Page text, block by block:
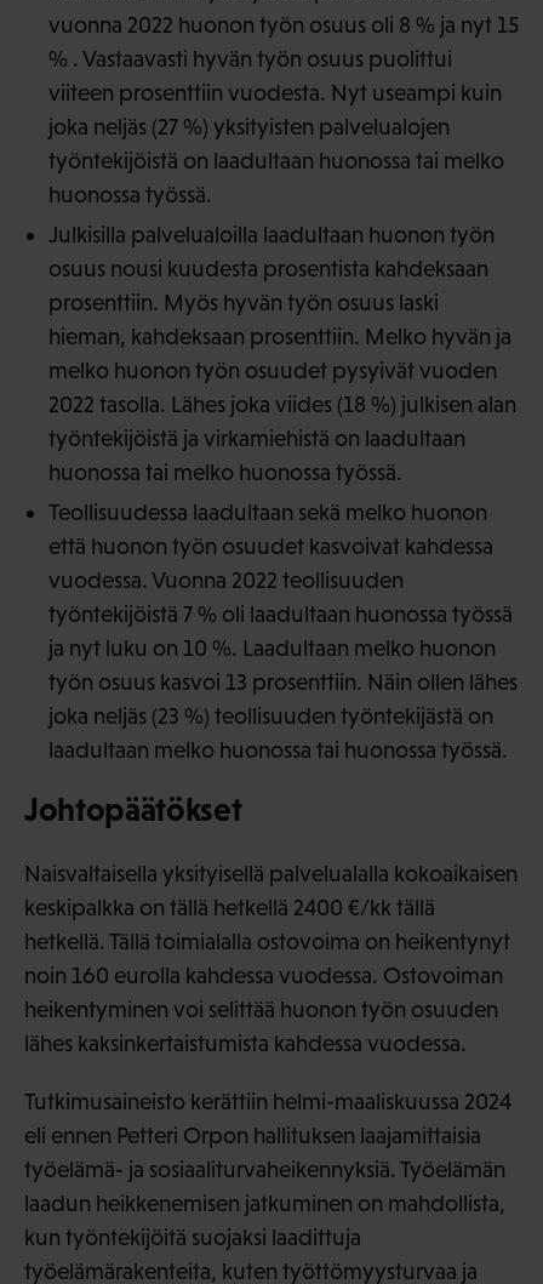
vuonna 2022 huonon työn osuus oli 8 % ja nyt 15
% . Vastaavasti hyvän työn osuus puolittui
viiteen prosenttiin vuodesta. Nyt useampi kuin
joka neljäs (27 %) yksityisten palvelualojen
työntekijöistä on laadultaan huonossa tai melko
huonossa työssä.
Julkisilla palvelualoilla laadultaan huonon työn
osuus nousi kuudesta prosentista kahdeksaan
prosenttiin. Myös hyvän työn osuus laski
hieman, kahdeksaan prosenttiin. Melko hyvän ja
melko huonon työn osuudet pysyivät vuoden
2022 tasolla. Lähes joka viides (18 %) julkisen alan
työntekijöistä ja virkamiehistä on laadultaan
huonossa tai melko huonossa työssä.
Teollisuudessa laadultaan sekä melko huonon
että huonon työn osuudet kasvoivat kahdessa
vuodessa. Vuonna 2022 teollisuuden
työntekijöistä 7 % oli laadultaan huonossa työssä
ja nyt luku on 10 %. Laadultaan melko huonon
työn osuus kasvoi 13 prosenttiin. Näin ollen lähes
joka neljäs (23 %) teollisuuden työntekijästä on
laadultaan melko huonossa tai huonossa työssä.
Johtopäätökset
Naisvaltaisella yksityisellä palvelualalla kokoaikaisen
keskipalkka on tällä hetkellä 2400 €/kk tällä
hetkellä. Tällä toimialalla ostovoima on heikentynyt
noin 160 eurolla kahdessa vuodessa. Ostovoiman
heikentyminen voi selittää huonon työn osuuden
lähes kaksinkertaistumista kahdessa vuodessa.
Tutkimusaineisto kerättiin helmi-maaliskuussa 2024
eli ennen Petteri Orpon hallituksen laajamittaisia
työelämä- ja sosiaaliturvaheikennyksiä. Työelämän
laadun heikkenemisen jatkuminen on mahdollista,
kun työntekijöitä suojaksi laadittuja
työelämärakenteita, kuten työttömyysturvaa ja